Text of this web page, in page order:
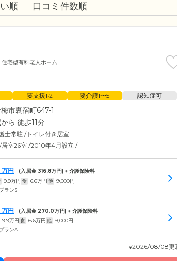
順 口コミ件数順
住宅型有料老人ホーム
要支援1•2 要介護1〜5 認知症可
市裏宿町647-1
から 徒歩11分
士常駐 /トイレ付き居室
/居室26室 /2010年4月設立 /
万円 (入居金 316.8万円) + 介護保険料
9.9万円 食 6.6万円 他 9,000円
ランS
万円 (入居金 270.0万円) + 介護保険料
9.9万円 食 6.6万円 他 9,000円
ランA
※2026/08/08更